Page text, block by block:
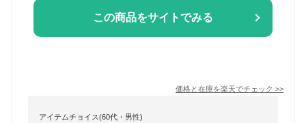
この商品をサイトでみる
価格と在庫を楽天でチェック >>
アイテムチョイス(60代・男性)